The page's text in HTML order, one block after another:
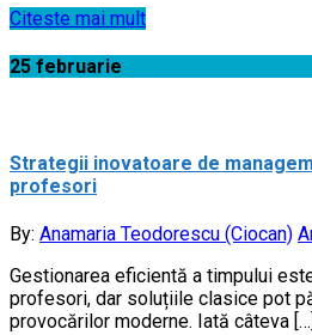
Citeste mai mult
25 februarie
Strategii inovatoare de
profesori
By: Anamaria Teodorescu (Ciocan)
Gestionarea eficientă a timpului
profesori, dar soluțiile clasice pot
provocărilor moderne. Iată câteva […]